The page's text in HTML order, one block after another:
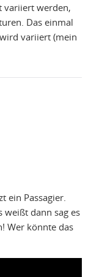
variiert werden,
Das einmal
variiert (mein
ein Passagier.
weißt dann sag es
Wer könnte das